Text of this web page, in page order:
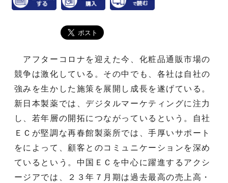
アフターコロナを迎えた今、化粧品通販市場の
競争は激化している。その中でも、各社は自社の
強みを生かした施策を展開し成長を遂げている。
新日本製薬では、デジタルマーケティングに注力
し、若年層の開拓につながっているという。自社
ＥＣが堅調な再春館製薬所では、手厚いサポート
をによって、顧客とのコミュニケーションを深め
ているという。中国ＥＣを中心に躍進するアクシ
ージアでは、２３年７月期は過去最高の売上高・